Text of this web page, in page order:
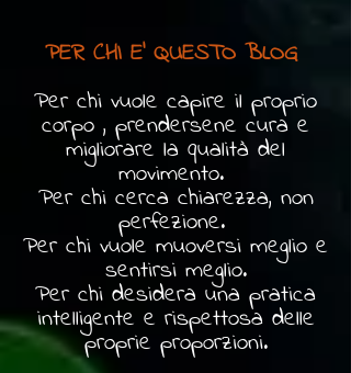
PER CHI E' QUESTO BLOG
Per chi vuole capire il proprio
corpo , prendersene cura e
migliorare la qualità del
movimento.
Per chi cerca chiarezza, non
perfezione.
Per chi vuole muoversi meglio e
sentirsi meglio.
Per chi desidera una pratica
intelligente e rispettosa delle
proprie proporzioni.